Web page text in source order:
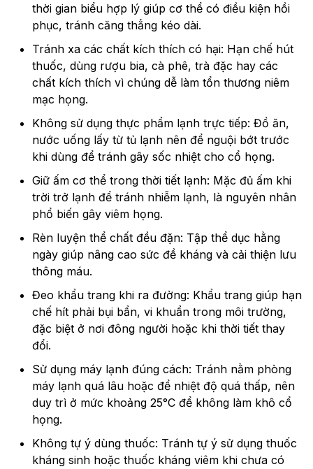
thời gian biểu hợp lý giúp cơ thể có điều kiện hồi
phục, tránh căng thẳng kéo dài.
Tránh xa các chất kích thích có hại: Hạn chế hút
thuốc, dùng rượu bia, cà phê, trà đặc hay các
chất kích thích vì chúng dễ làm tổn thương niêm
mạc họng.
Không sử dụng thực phẩm lạnh trực tiếp: Đồ ăn,
nước uống lấy từ tủ lạnh nên để nguội bớt trước
khi dùng để tránh gây sốc nhiệt cho cổ họng.
Giữ ấm cơ thể trong thời tiết lạnh: Mặc đủ ấm khi
trời trở lạnh để tránh nhiễm lạnh, là nguyên nhân
phổ biến gây viêm họng.
Rèn luyện thể chất đều đặn: Tập thể dục hằng
ngày giúp nâng cao sức đề kháng và cải thiện lưu
thông máu.
Đeo khẩu trang khi ra đường: Khẩu trang giúp hạn
chế hít phải bụi bẩn, vi khuẩn trong môi trường,
đặc biệt ở nơi đông người hoặc khi thời tiết thay
đổi.
Sử dụng máy lạnh đúng cách: Tránh nằm phòng
máy lạnh quá lâu hoặc để nhiệt độ quá thấp, nên
duy trì ở mức khoảng 25°C để không làm khô cổ
họng.
Không tự ý dùng thuốc: Tránh tự ý sử dụng thuốc
kháng sinh hoặc thuốc kháng viêm khi chưa có